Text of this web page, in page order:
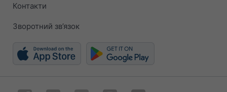
Контакти
Зворотний зв’язок